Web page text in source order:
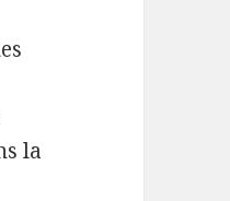
la